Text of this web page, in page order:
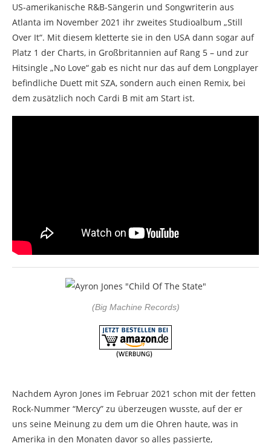
US-amerikanische R&B-Sängerin und Songwriterin aus
Atlanta im November 2021 ihr zweites Studioalbum „Still
Over It“. Mit diesem kletterte sie in den USA dann sogar auf
Platz 1 der Charts, in Großbritannien auf Rang 5 – und zur
Hitsingle „No Love“ gab es nicht nur das auf dem Longplayer
befindliche Duett mit SZA, sondern auch einen Remix, bei
dem zusätzlich noch Cardi B mit am Start ist.
(Big Machine Records)
Nachdem Ayron Jones im Februar 2021 schon mit der fetten
Rock-Nummer “Mercy” zu überzeugen wusste, auf der er
uns seine Meinung zu dem um die Ohren haute, was in
Amerika in den Monaten davor so alles passierte,